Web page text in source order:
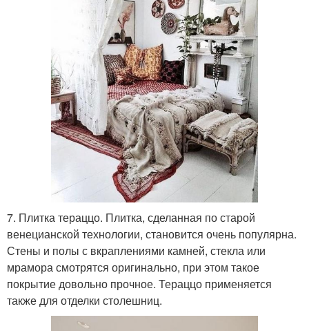
7. Плитка тераццо. Плитка, сделанная по старой
венецианской технологии, становится очень популярна.
Стены и полы с вкраплениями камней, стекла или
мрамора смотрятся оригинально, при этом такое
покрытие довольно прочное. Тераццо применяется
также для отделки столешниц.